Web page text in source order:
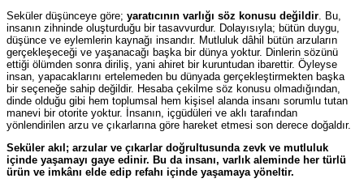
Seküler düşünceye göre; yaratıcının varlığı söz konusu değildir . Bu,
insanın zihninde oluşturduğu bir tasavvurdur. Dolayısıyla; bütün duygu,
düşünce ve eylemlerin kaynağı insandır. Mutluluk dâhil bütün arzuların
gerçekleşeceği ve yaşanacağı başka bir dünya yoktur. Dinlerin sözünü
ettiği ölümden sonra diriliş, yani ahiret bir kuruntudan ibarettir. Öyleyse
insan, yapacaklarını ertelemeden bu dünyada gerçekleştirmekten başka
bir seçeneğe sahip değildir. Hesaba çekilme söz konusu olmadığından,
dinde olduğu gibi hem toplumsal hem kişisel alanda insanı sorumlu tutan
manevi bir otorite yoktur. İnsanın, içgüdüleri ve aklı tarafından
yönlendirilen arzu ve çıkarlarına göre hareket etmesi son derece doğaldır.
Seküler akıl; arzular ve çıkarlar doğrultusunda zevk ve mutluluk
içinde yaşamayı gaye edinir. Bu da insanı, varlık aleminde her türlü
ürün ve imkânı elde edip refahı içinde yaşamaya yöneltir.